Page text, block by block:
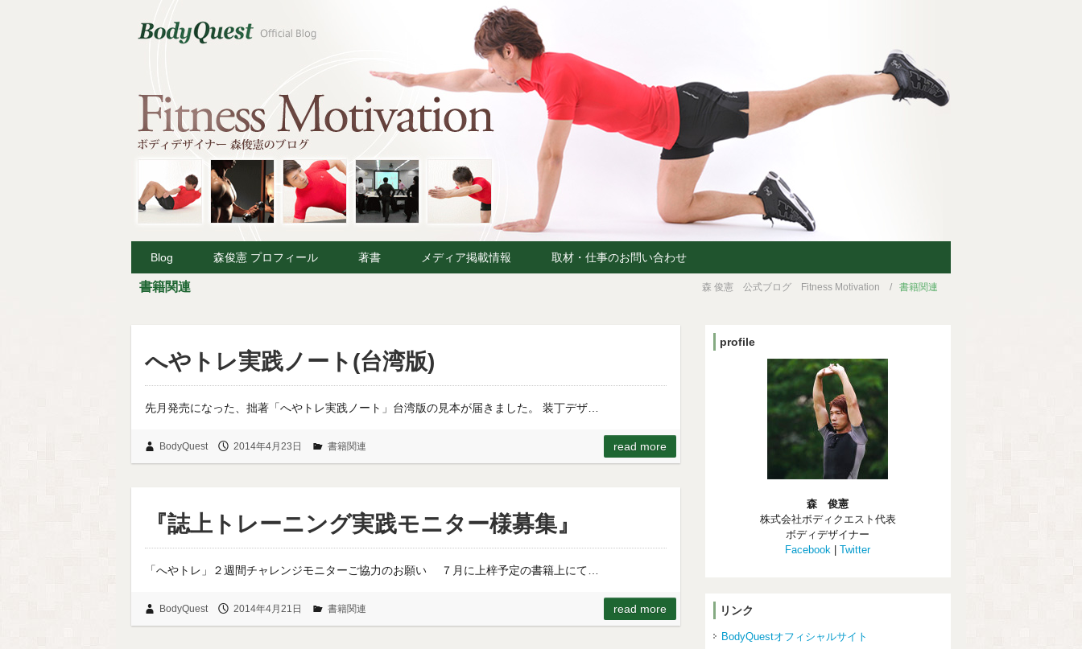
Blog 森俊憲 プロフィール 著書 メディア掲載情報 取材・仕事のお問い合わせ
森 俊憲 公式ブログ Fitness Motivation 書籍関連
書籍関連
へやトレ実践ノート(台湾版)
先月発売になった、拙著「へやトレ実践ノート」台湾版の見本が届きました。 装丁デザ…
BodyQuest 2014年4月23日 書籍関連 read more
『誌上トレーニング実践モニター様募集』
「へやトレ」２週間チャレンジモニターご協力のお願い ７月に上梓予定の書籍上にて…
BodyQuest 2014年4月21日 書籍関連 read more
profile
森 俊憲
株式会社ボディクエスト代表
ボディデザイナー
Facebook |Twitter
リンク
BodyQuestオフィシャルサイト